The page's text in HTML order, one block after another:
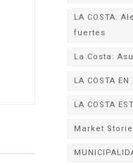
LA COSTA:
fuertes
La Costa:
LA COSTA
LA COSTA
Market